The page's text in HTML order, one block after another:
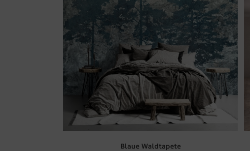
Blaue Waldtapete